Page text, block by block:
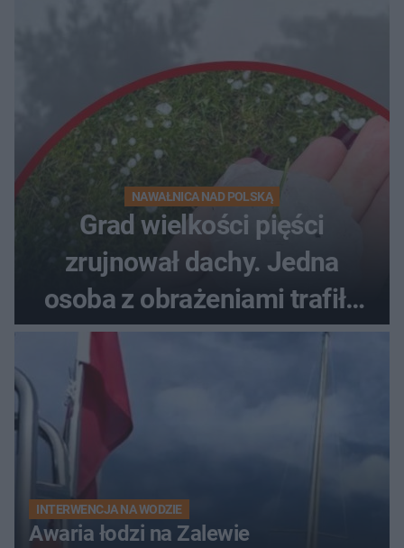
NAWAŁNICA NAD POLSKĄ
Grad wielkości pięści
zrujnował dachy. Jedna
osoba z obrażeniami trafiła
do szpitala
INTERWENCJA NA WODZIE
Awaria łodzi na Zalewie